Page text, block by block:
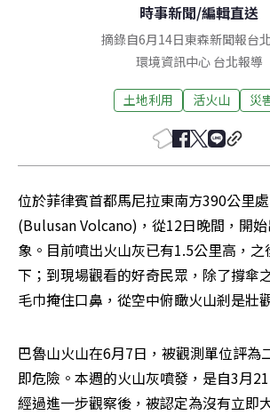
時事新聞/編輯直送
摘錄自6月14日東森新聞報台
環境資訊中心 台北報導
土地利用 活火山 災
位於菲律賓首都馬尼拉東南方390公里
(Bulusan Volcano)，從12日晚間，開
象。目前噴出火山灰已有1.5公里高，
下；到現場觀看的好奇民眾，除了撐傘
毛巾掩住口鼻，從空中俯瞰火山剎是壯
巴魯山火山在6月7日，被觀測單位評為
即危險。本週的火山灰噴發，是自3月
經過進一步觀察後，被認定為沒有立即